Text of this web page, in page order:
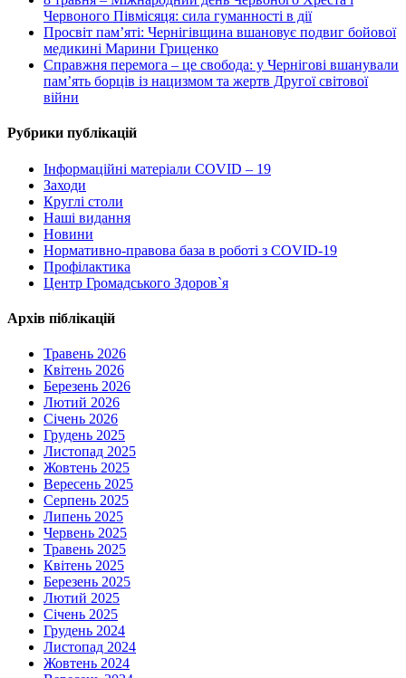
Червоного Півмісяця: сила гуманності в дії
Просвіт пам’яті: Чернігівщина вшановує подвиг бойової
медикині Марини Гриценко
Справжня перемога – це свобода: у Чернігові вшанували
пам’ять борців із нацизмом та жертв Другої світової
війни
Рубрики публікацій
Інформаційні матеріали COVID – 19
Заходи
Круглі столи
Наші видання
Новини
Нормативно-правова база в роботі з COVID-19
Профілактика
Центр Громадського Здоров`я
Архів піблікацій
Травень 2026
Квітень 2026
Березень 2026
Лютий 2026
Січень 2026
Грудень 2025
Листопад 2025
Жовтень 2025
Вересень 2025
Серпень 2025
Липень 2025
Червень 2025
Травень 2025
Квітень 2025
Березень 2025
Лютий 2025
Січень 2025
Грудень 2024
Листопад 2024
Жовтень 2024